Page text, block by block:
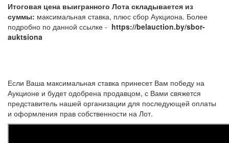
Итоговая цена выигранного Лота складывается из
суммы: максимальная ставка, плюс сбор Аукциона. Более
подробно по данной ссылке - https://belauction.by/sbor-
auktsiona
Если Ваша максимальная ставка принесет Вам победу на
Аукционе и будет одобрена продавцом, с Вами свяжется
представитель нашей организации для последующей оплаты
и оформления прав собственности на Лот.